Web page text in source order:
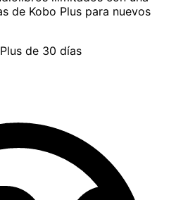
de Kobo Plus para nuevos
de 30 días